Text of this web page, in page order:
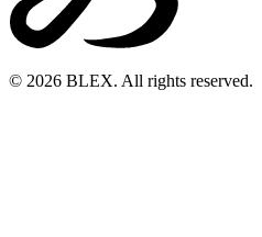
© 2026 BLEX. All rights reserved.